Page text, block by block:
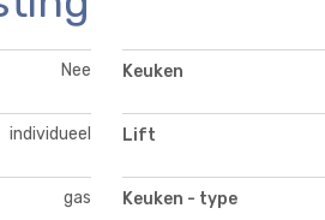
Nee Keuken
individueel Lift
gas Keuken - type